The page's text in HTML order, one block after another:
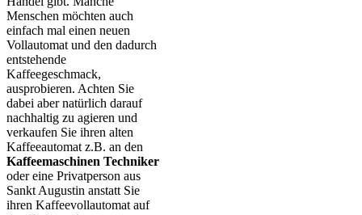
Menschen möchten auch
einfach mal einen neuen
Vollautomat und den dadurch
entstehende
Kaffeegeschmack,
ausprobieren. Achten Sie
dabei aber natürlich darauf
nachhaltig zu agieren und
verkaufen Sie ihren alten
Kaffeeautomat z.B. an den
Kaffeemaschinen Techniker
oder eine Privatperson aus
Sankt Augustin anstatt Sie
ihren Kaffeevollautomat auf